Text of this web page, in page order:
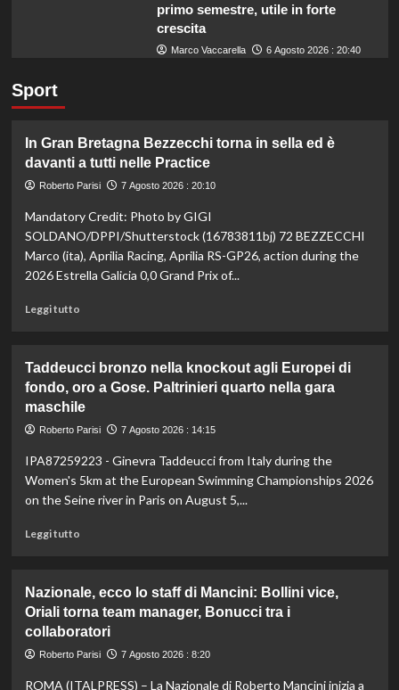
primo semestre, utile in forte
crescita
Marco Vaccarella 6 Agosto 2026 : 20:40
Sport
In Gran Bretagna Bezzecchi torna in sella ed è
davanti a tutti nelle Practice
Roberto Parisi 7 Agosto 2026 : 20:10
Mandatory Credit: Photo by GIGI
SOLDANO/DPPI/Shutterstock (16783811bj) 72 BEZZECCHI
Marco (ita), Aprilia Racing, Aprilia RS-GP26, action during the
2026 Estrella Galicia 0,0 Grand Prix of...
Leggi tuttoLeggi
In
Gran
Bretagna
Bezzecchi
in
sella
ed
Practice
Taddeucci bronzo nella knockout agli Europei di
fondo, oro a Gose. Paltrinieri quarto nella gara
maschile
Roberto Parisi 7 Agosto 2026 : 14:15
IPA87259223 - Ginevra Taddeucci from Italy during the
Women's 5km at the European Swimming Championships 2026
on the Seine river in Paris on August 5,...
Leggi tuttoLeggi
Taddeucci
bronzo
nella
knockout
Europei
Nazionale, ecco lo staff di Mancini: Bollini vice,
Oriali torna team manager, Bonucci tra i
collaboratori
Roberto Parisi 7 Agosto 2026 : 8:20
ROMA (ITALPRESS) – La Nazionale di Roberto Mancini inizia a